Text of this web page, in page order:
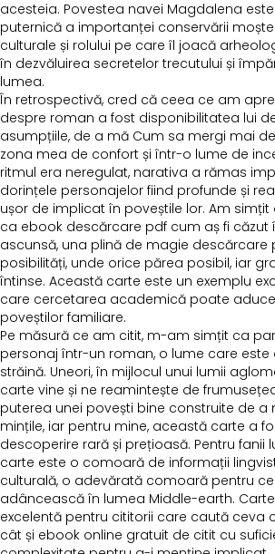
acesteia. Povestea navei Magdalena
puternică a importanței conservării
culturale și rolului pe care îl joacă
în dezvăluirea secretelor trecutului și
lumea.
În retrospectivă, cred că ceea ce am
despre roman a fost disponibilitatea lui
asumpțiile, de a mă Cum sa mergi mai
zona mea de confort și într-o lume de
ritmul era neregulat, narativa a rămas
dorințele personajelor fiind profunde și
ușor de implicat în poveștile lor. Am simțit
ca ebook descărcare pdf cum aș fi căzut
ascunsă, una plină de magie descărcare
posibilități, unde orice părea posibil, iar
întinse. Această carte este un exemplu
care cercetarea academică poate
poveștilor familiare.
Pe măsură ce am citit, m-am simțit ca
personaj într-un roman, o lume care este
străină. Uneori, în mijlocul unui lumii
carte vine și ne reamintește de
puterea unei povești bine construite de a
mințile, iar pentru mine, această carte a
descoperire rară și prețioasă. Pentru fanii
carte este o comoară de informații
culturală, o adevărată comoară pentru
adâncească în lumea Middle-earth.
excelentă pentru cititorii care caută ceva
cât și ebook online gratuit de citit cu